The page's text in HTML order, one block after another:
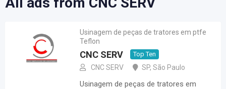
Usinagem de peças de tratores em ptfe
Teflon
CNC SERV Top Ten
CNC SERV SP, São Paulo
Usinagem de peças de tratores em